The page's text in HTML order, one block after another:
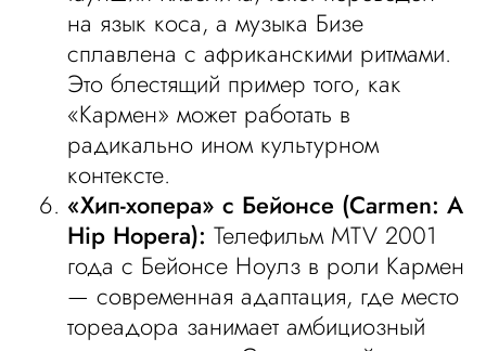
на язык коса, а музыка Бизе
сплавлена с африканскими ритмами.
Это блестящий пример того, как
«Кармен» может работать в
радикально ином культурном
контексте.
«Хип-хопера» с Бейонсе (Carmen: A
Hip Hopera):Телефильм MTV 2001
года с Бейонсе Ноулз в роли Кармен
— современная адаптация, где место
тореадора занимает амбициозный